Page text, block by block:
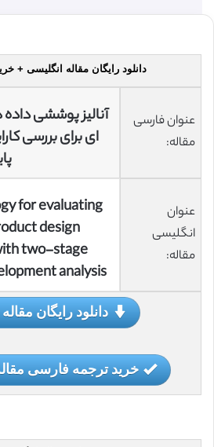
دانلود رایگان مقاله انگلیسی +
عنوان فارسی
مقاله:
آنالیز پوششی
‌ای برای بررسی
عنوان
انگلیسی
مقاله:
for evaluating
design
two-stage
analysis
دانلود رایگان
خرید ترجمه فارسی